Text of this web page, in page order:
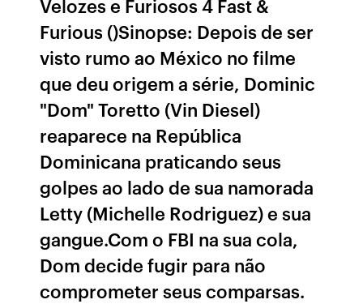
Velozes e Furiosos 4 Fast &
Furious ()Sinopse: Depois de ser
visto rumo ao México no filme
que deu origem a série, Dominic
"Dom" Toretto (Vin Diesel)
reaparece na República
Dominicana praticando seus
golpes ao lado de sua namorada
Letty (Michelle Rodriguez) e sua
gangue.Com o FBI na sua cola,
Dom decide fugir para não
comprometer seus comparsas.